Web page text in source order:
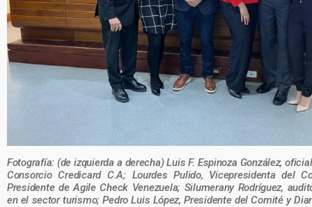
Fotografía: (de izquierda a derecha) Luis F. Espinoza González,
Consorcio Credicard C.A; Lourdes Pulido, Vicepresidenta del
Presidente de Agile Check Venezuela; Silumerany Rodríguez,
en el sector turismo; Pedro Luis López, Presidente del Comité y